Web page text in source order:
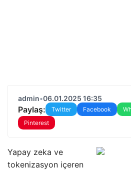
admin•06.01.2025 16:35
Paylaş: Twitter Facebook
Pinterest
Yapay zeka ve
tokenizasyon içeren